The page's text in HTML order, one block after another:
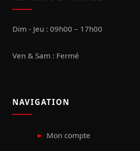
Dim - Jeu : 09h00 – 17h00
Ven & Sam : Fermé
NAVIGATION
Mon compte